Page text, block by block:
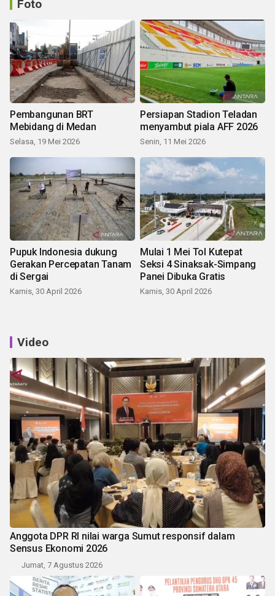
Foto
Pembangunan BRT
Mebidang di Medan
Selasa, 19 Mei 2026
Persiapan Stadion Teladan
menyambut piala AFF 2026
Senin, 11 Mei 2026
Pupuk Indonesia dukung
Gerakan Percepatan Tanam
di Sergai
Kamis, 30 April 2026
Mulai 1 Mei Tol Kutepat
Seksi 4 Sinaksak-Simpang
Panei Dibuka Gratis
Kamis, 30 April 2026
Video
Anggota DPR RI nilai warga Sumut responsif dalam
Sensus Ekonomi 2026
Jumat, 7 Agustus 2026